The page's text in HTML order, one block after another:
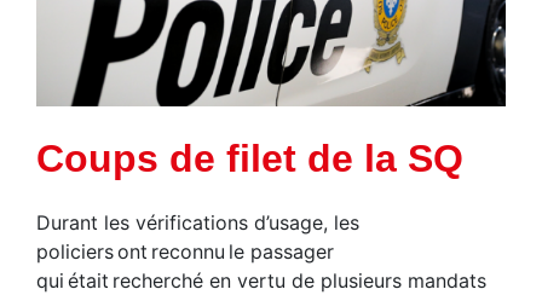
Coups de filet de la SQ
Durant les vérifications d’usage, les
policiersont reconnu le passager
qui était recherché en vertu de plusieurs mandats